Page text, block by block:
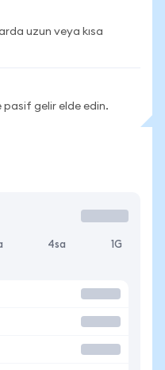
uzun veya kısa
pasif gelir elde edin.
4sa 1G